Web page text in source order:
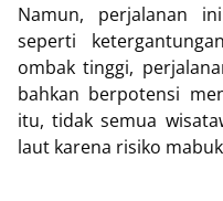
Namun, perjalanan
seperti
ombak tinggi,
bahkan berpotensi
itu, tidak semua
laut karena risiko